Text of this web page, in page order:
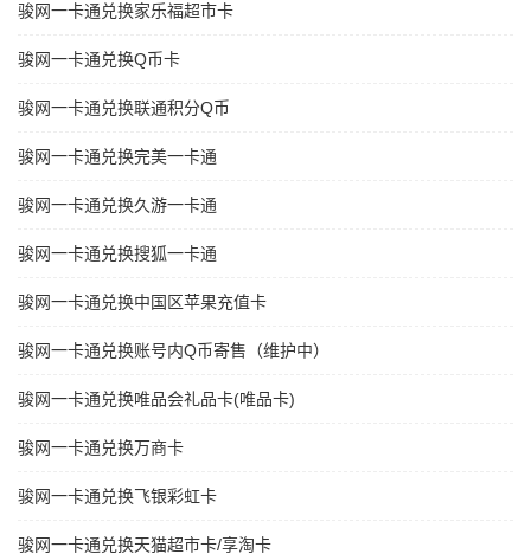
骏网一卡通兑换家乐福超市卡
骏网一卡通兑换Q币卡
骏网一卡通兑换联通积分Q币
骏网一卡通兑换完美一卡通
骏网一卡通兑换久游一卡通
骏网一卡通兑换搜狐一卡通
骏网一卡通兑换中国区苹果充值卡
骏网一卡通兑换账号内Q币寄售（维护中）
骏网一卡通兑换唯品会礼品卡(唯品卡)
骏网一卡通兑换万商卡
骏网一卡通兑换飞银彩虹卡
骏网一卡通兑换天猫超市卡/享淘卡